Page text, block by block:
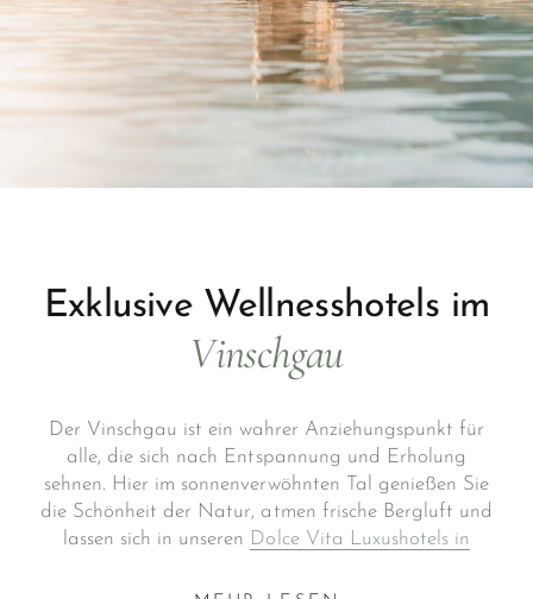
Exklusive Wellnesshotels im
Vinschgau
Der Vinschgau ist ein wahrer Anziehungspunkt für
alle, die sich nach Entspannung und Erholung
sehnen. Hier im sonnenverwöhnten Tal genießen Sie
die Schönheit der Natur, atmen frische Bergluft und
lassen sich in unseren Dolce Vita Luxushotels in
Schönheit unserer Region und tanken Sie Energie.